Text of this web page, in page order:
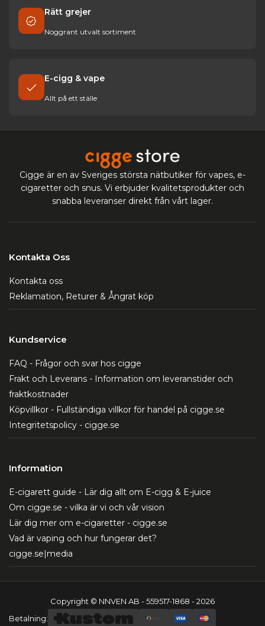
Rätt grejer
Noggrant utvalt sortiment
E-cigg & vape
Allt på ett ställe
Cigge är en av Sveriges största nätbutiker för vapes, e-
cigaretter och snus. Vi erbjuder kvalitetsprodukter och
snabba leveranser direkt från vårt lager.
Kontakta Oss
Kontakta oss
Reklamation, Returer & Ångrat köp
Kundservice
FAQ - Frågor och svar hos cigge
Frakt och Leverans - Information om leveranstider och
fraktkostnader
Köpvillkor - Fullständiga villkor för handel på cigge.se
Integritetspolicy - cigge.se
Information
E-cigarett guide - Lär dig allt om E-cigg & E-juice
Om cigge.se - vilka är vi och vår vision
Lär dig mer om e-cigaretter - cigge.se
Vad är vaping och hur fungerar det?
cigge.se|media
Copyright © NNVEN AB - 559517-1868 - 2026
Betalning: